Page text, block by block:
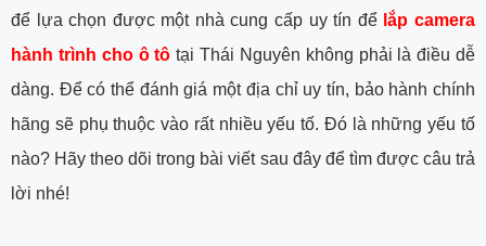
để lựa chọn được một nhà cung cấp uy tín để lắp camera
hành trình cho ô tô tại Thái Nguyên không phải là điều dễ
dàng. Để có thể đánh giá một địa chỉ uy tín, bảo hành chính
hãng sẽ phụ thuộc vào rất nhiều yếu tố. Đó là những yếu tố
nào? Hãy theo dõi trong bài viết sau đây để tìm được câu trả
lời nhé!